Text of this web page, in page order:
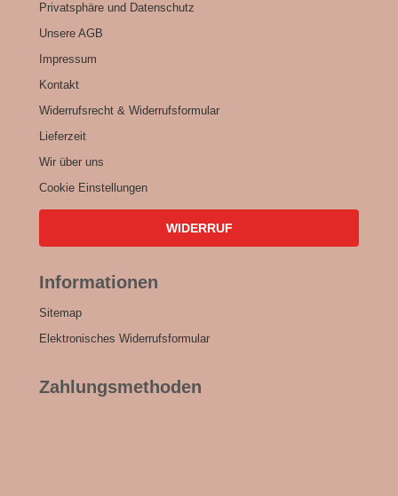
Privatsphäre und Datenschutz
Unsere AGB
Impressum
Kontakt
Widerrufsrecht & Widerrufsformular
Lieferzeit
Wir über uns
Cookie Einstellungen
WIDERRUF
Informationen
Sitemap
Elektronisches Widerrufsformular
Zahlungsmethoden